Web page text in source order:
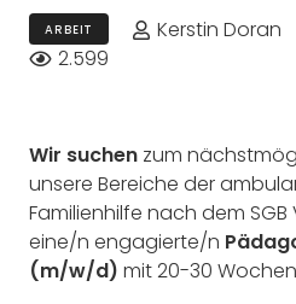
ARBEIT Kerstin Doran
2.599
Wir suchen zum
unsere Bereiche der
Familienhilfe nach dem SGB
eine/n engagierte/n
(m/w/d) mit 20-30